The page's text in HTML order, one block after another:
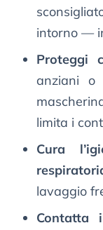
intorno —
Proteggi
anziani o
limita i
Cura
lavaggio
Contatta